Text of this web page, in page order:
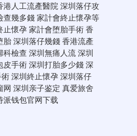
港人工流產醫院深圳落仔攻
查幾多錢家計會終止懷孕等
止懷孕家計會堕胎手術香
胎深圳落仔幾錢香港流產
科檢查 深圳無痛人流深圳
皮手術深圳打胎多少錢深
深圳終止懷孕深圳落仔
网 深圳亲子鉴定 真爱旅舍
派钱包官网下载